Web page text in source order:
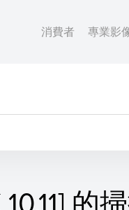
消費者 專業影